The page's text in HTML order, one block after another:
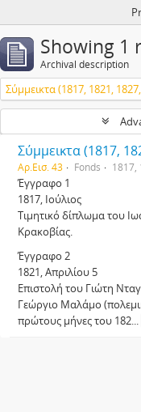
Showing 1
Archival description
Σύμμεικτα (1817, 1821,
Σύμμεικτα (1817,
Αρ.Εισ. 43 Fonds 1817,
Έγγραφο 1
1817, Ιούλιος
Τιμητικό δίπλωμα του
Κρακοβίας.
Έγγραφο 2
1821, Απριλίου 5
Επιστολή του Γιώτη
Γεώργιο Μαλάμο
πρώτους μήνες του 182...